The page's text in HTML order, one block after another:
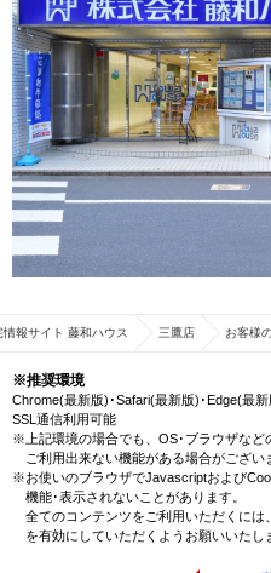
情報サイト 藤和ハウス 三鷹店 お客様
※推奨環境
Chrome(最新版)･Safari(最新版)･Edge(最
SSL通信利用可能
※上記環境の場合でも、OS･ブラウザなど
ご利用出来ない機能がある場合がござい
※お使いのブラウザでJavascriptおよび
機能･表示されないことがあります。
全てのコンテンツをご利用いただくに
を有効にしていただくようお願いいたし